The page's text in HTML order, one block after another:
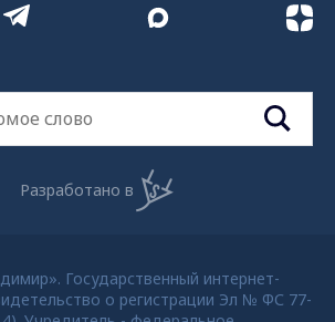
Разработано в
Государственный интернет-
о регистрации Эл № ФС 77-